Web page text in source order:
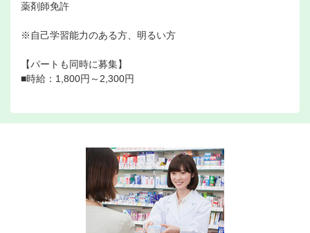
薬剤師免許
※自己学習能力のある方、明るい方
【パートも同時に募集】
■時給：1,800円～2,300円